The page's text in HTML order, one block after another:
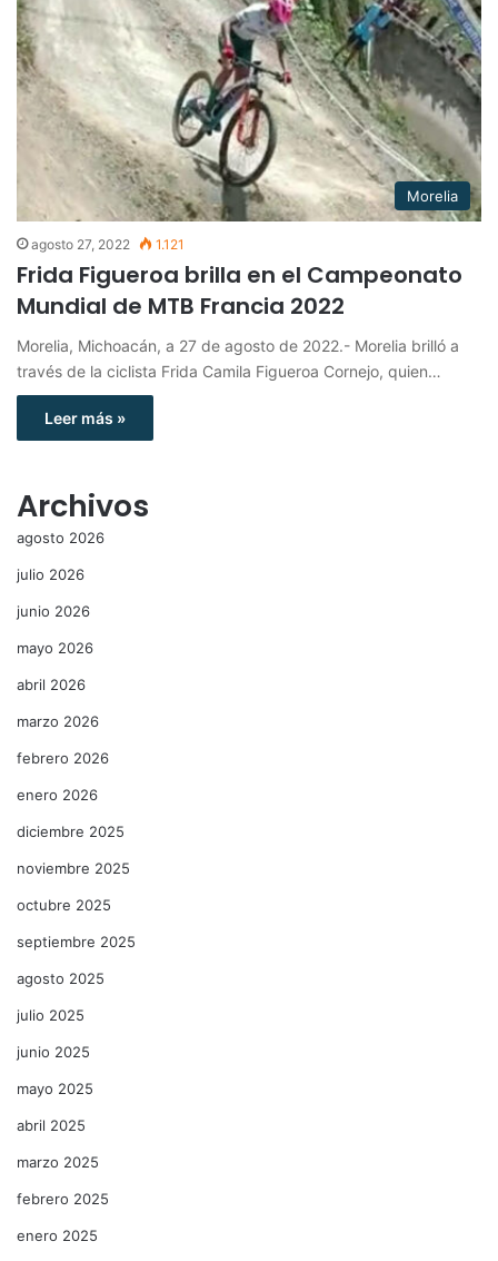
Morelia
agosto 27, 2022 1.121
Frida Figueroa brilla en el Campeonato
Mundial de MTB Francia 2022
Morelia, Michoacán, a 27 de agosto de 2022.- Morelia brilló a
través de la ciclista Frida Camila Figueroa Cornejo, quien…
Leer más »
Archivos
agosto 2026
julio 2026
junio 2026
mayo 2026
abril 2026
marzo 2026
febrero 2026
enero 2026
diciembre 2025
noviembre 2025
octubre 2025
septiembre 2025
agosto 2025
julio 2025
junio 2025
mayo 2025
abril 2025
marzo 2025
febrero 2025
enero 2025